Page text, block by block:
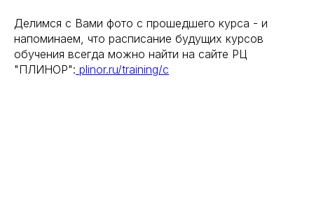
Делимся с Вами фото с прошедшего курса - и
напоминаем, что расписание будущих курсов
обучения всегда можно найти на сайте РЦ
"ПЛИНОР": plinor.ru/training/c